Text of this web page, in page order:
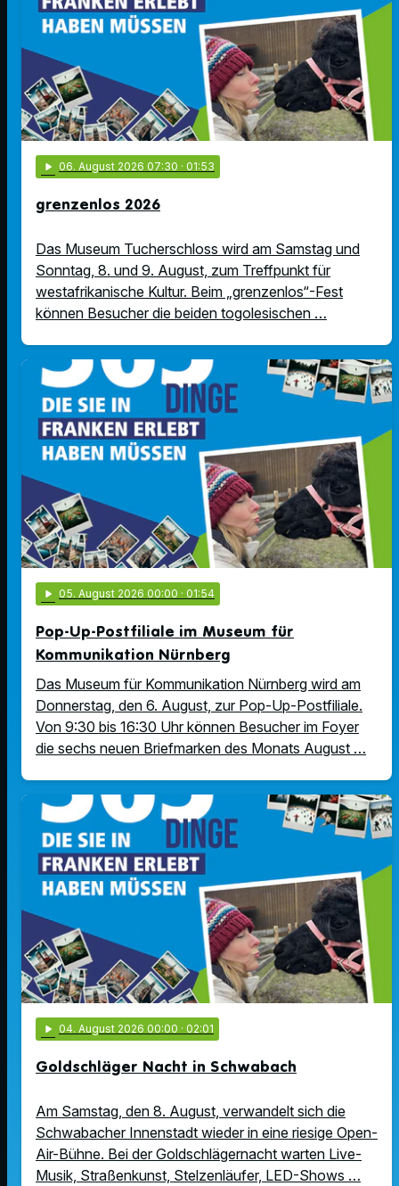
play_arrow 06. August 2026 07:30 · 01:53
grenzenlos 2026
Das Museum Tucherschloss wird am Samstag und
Sonntag, 8. und 9. August, zum Treffpunkt für
westafrikanische Kultur. Beim „grenzenlos“-Fest
können Besucher die beiden togolesischen …
play_arrow 05. August 2026 00:00 · 01:54
Pop-Up-Postfiliale im Museum für
Kommunikation Nürnberg
Das Museum für Kommunikation Nürnberg wird am
Donnerstag, den 6. August, zur Pop-Up-Postfiliale.
Von 9:30 bis 16:30 Uhr können Besucher im Foyer
die sechs neuen Briefmarken des Monats August …
play_arrow 04. August 2026 00:00 · 02:01
Goldschläger Nacht in Schwabach
Am Samstag, den 8. August, verwandelt sich die
Schwabacher Innenstadt wieder in eine riesige Open-
Air-Bühne. Bei der Goldschlägernacht warten Live-
Musik, Straßenkunst, Stelzenläufer, LED-Shows …